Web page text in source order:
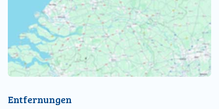
Entfernungen